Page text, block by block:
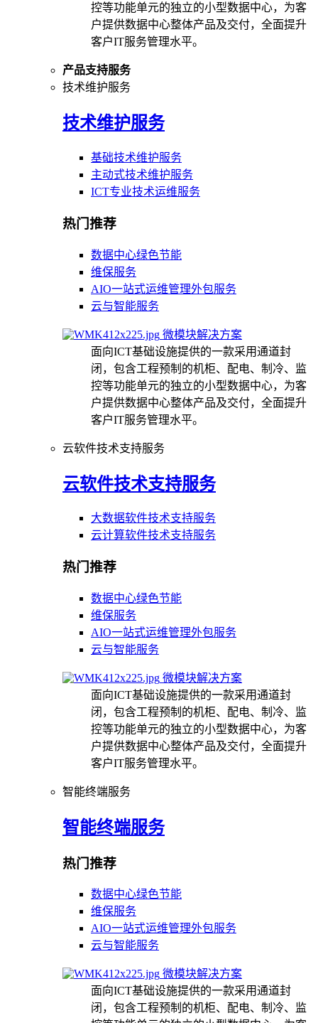
控等功能单元的独立的小型数据中心，为客
户提供数据中心整体产品及交付，全面提升
客户IT服务管理水平。
产品支持服务
技术维护服务
技术维护服务
基础技术维护服务
主动式技术维护服务
ICT专业技术运维服务
热门推荐
数据中心绿色节能
维保服务
AIO一站式运维管理外包服务
云与智能服务
微模块解决方案
面向ICT基础设施提供的一款采用通道封
闭，包含工程预制的机柜、配电、制冷、监
控等功能单元的独立的小型数据中心，为客
户提供数据中心整体产品及交付，全面提升
客户IT服务管理水平。
云软件技术支持服务
云软件技术支持服务
大数据软件技术支持服务
云计算软件技术支持服务
热门推荐
数据中心绿色节能
维保服务
AIO一站式运维管理外包服务
云与智能服务
微模块解决方案
面向ICT基础设施提供的一款采用通道封
闭，包含工程预制的机柜、配电、制冷、监
控等功能单元的独立的小型数据中心，为客
户提供数据中心整体产品及交付，全面提升
客户IT服务管理水平。
智能终端服务
智能终端服务
热门推荐
数据中心绿色节能
维保服务
AIO一站式运维管理外包服务
云与智能服务
微模块解决方案
面向ICT基础设施提供的一款采用通道封
闭，包含工程预制的机柜、配电、制冷、监